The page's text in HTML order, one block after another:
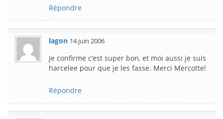
Répondre
lagon 14 juin 2006
Je confirme c’est super bon, et moi aussi je suis
harcelee pour que je les fasse. Merci Mercotte!
Répondre